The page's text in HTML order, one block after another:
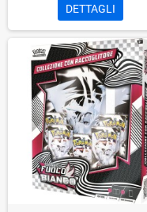
DETTAGLI